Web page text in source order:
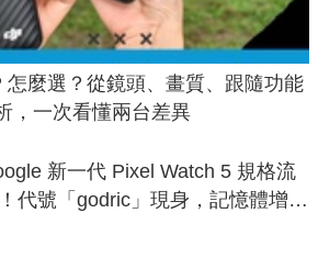
怎麼選？從鏡頭、畫質、跟隨功能
，一次看懂兩台差異
新一代 Pixel Watch 5 規格流
代號「godric」現身，記憶體增強